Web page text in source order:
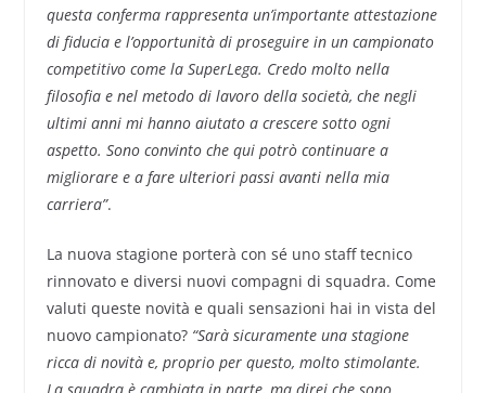
questa conferma rappresenta un’importante attestazione
di fiducia e l’opportunità di proseguire in un campionato
competitivo come la SuperLega. Credo molto nella
filosofia e nel metodo di lavoro della società, che negli
ultimi anni mi hanno aiutato a crescere sotto ogni
aspetto. Sono convinto che qui potrò continuare a
migliorare e a fare ulteriori passi avanti nella mia
carriera”.
La nuova stagione porterà con sé uno staff tecnico
rinnovato e diversi nuovi compagni di squadra. Come
valuti queste novità e quali sensazioni hai in vista del
nuovo campionato? “Sarà sicuramente una stagione
ricca di novità e, proprio per questo, molto stimolante.